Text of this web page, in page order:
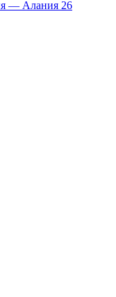
— Алания 26